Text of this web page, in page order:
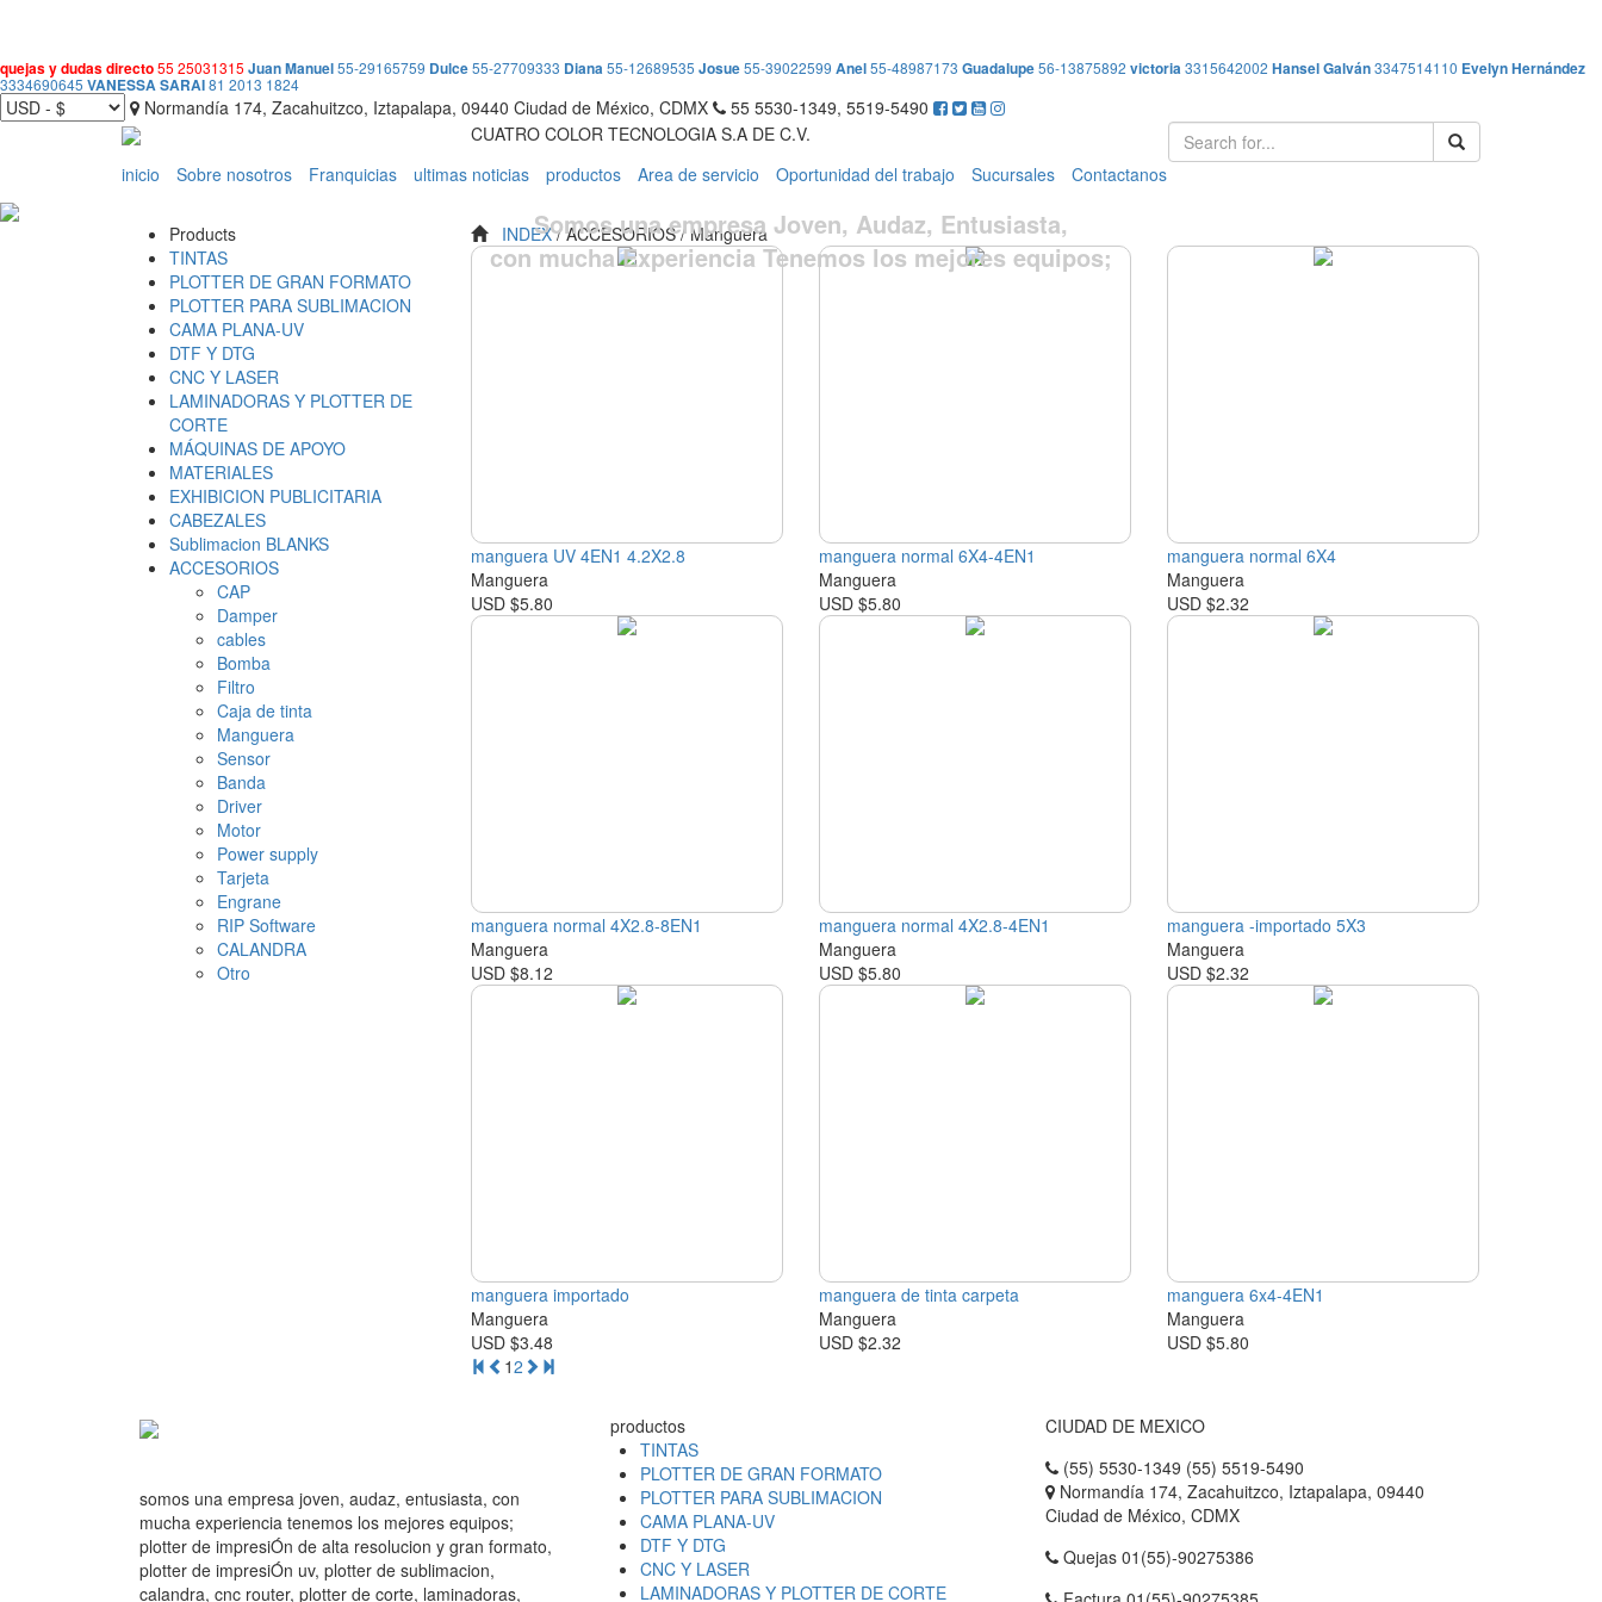
quejas y dudas directo55 25031315 Juan Manuel55-29165759 Dulce55-27709333 Diana55-12689535 Josue55-39022599 Anel55-48987173 Guadalupe56-13875892 victoria3315642002 Hansel Galván3347514110 Evelyn Hernández
3334690645 VANESSA SARAI81 2013 1824
Normandía 174, Zacahuitzco, Iztapalapa, 09440 Ciudad de México, CDMX
55 5530-1349, 5519-5490
CUATRO COLOR TECNOLOGIA S.A DE C.V.
inicio
Sobre nosotros Franquicias ultimas noticias productos Area de servicio Oportunidad del trabajo Sucursales Contactanos
Somos una empresa Joven, Audaz, Entusiasta,
con mucha Experiencia Tenemos los mejores equipos;
Products
TINTAS
PLOTTER DE GRAN FORMATO
PLOTTER PARA SUBLIMACION
CAMA PLANA-UV
DTF Y DTG
CNC Y LASER
LAMINADORAS Y PLOTTER DE
CORTE
MÁQUINAS DE APOYO
MATERIALES
EXHIBICION PUBLICITARIA
CABEZALES
Sublimacion BLANKS
ACCESORIOS
CAP
Damper
cables
Bomba
Filtro
Caja de tinta
Manguera
Sensor
Banda
Driver
Motor
Power supply
Tarjeta
Engrane
RIP Software
CALANDRA
Otro
INDEX/ ACCESORIOS / Manguera
manguera UV 4EN1 4.2X2.8
Manguera
USD $5.80
manguera normal 6X4-4EN1
Manguera
USD $5.80
manguera normal 6X4
Manguera
USD $2.32
manguera normal 4X2.8-8EN1
Manguera
USD $8.12
manguera normal 4X2.8-4EN1
Manguera
USD $5.80
manguera -importado 5X3
Manguera
USD $2.32
manguera importado
Manguera
USD $3.48
manguera de tinta carpeta
Manguera
USD $2.32
manguera 6x4-4EN1
Manguera
USD $5.80
12
somos una empresa joven, audaz, entusiasta, con
mucha experiencia tenemos los mejores equipos;
plotter de impresiÓn de alta resolucion y gran formato,
plotter de impresiÓn uv, plotter de sublimacion,
calandra, cnc router, plotter de corte, laminadoras,
productos
TINTAS
PLOTTER DE GRAN FORMATO
PLOTTER PARA SUBLIMACION
CAMA PLANA-UV
DTF Y DTG
CNC Y LASER
LAMINADORAS Y PLOTTER DE CORTE
CIUDAD DE MEXICO
(55) 5530-1349 (55) 5519-5490
Normandía 174, Zacahuitzco, Iztapalapa, 09440
Ciudad de México, CDMX
Quejas 01(55)-90275386